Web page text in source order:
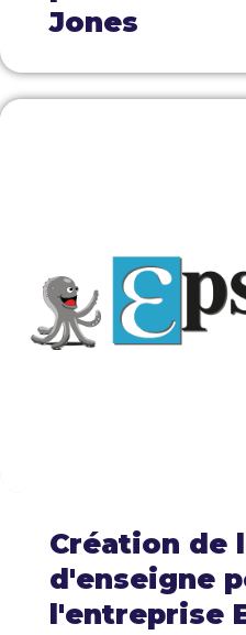
Jones
Création de
d'enseigne
l'entreprise